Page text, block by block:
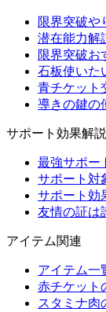
限界突破や
潜在能力解
限界突破お
石板使いた
青チケット
導きの鍵の
サポート効果解説
最強サポー
サポート対
サポート効
友情の証は
アイテム関連
アイテム一
赤チケット
スタミナ肉